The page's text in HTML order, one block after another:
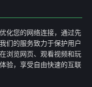
化您的网络连接，通过先
们的服务致力于保护用户
浏览网页、观看视频和玩
验，享受自由快速的互联